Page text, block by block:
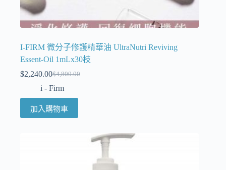
I-FIRM 微分子修護精華油 UltraNutri Reviving
Essent-Oil 1mLx30枝
$4,800.00
$2,240.00
i - Firm
加入購物車